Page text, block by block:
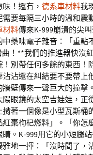
！還有， 德系車材料我
需要每隔三小時的溫和震
材料傳來K-999崩潰的尖叫
中藥味電子雜音：「重點
！**我們的推進器快沒紅
！別帶任何多餘的東西
沾還在糾結要不要帶上
壁傳來一聲巨大的撞擊
眼鏡的太空吉娃娃，正
著一個像是小型瓦斯桶
紅棗枸杞燃料」。「你
。K-999用它的小短腿
地一揮：「沒時間了，